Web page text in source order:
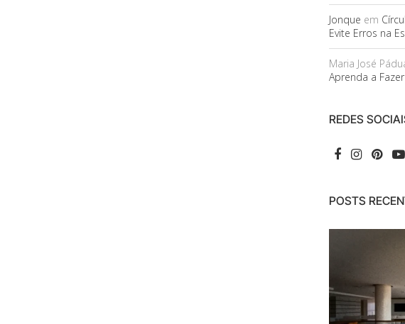
Jonque em
Evite Erros na
Maria José
Aprenda a
REDES
POSTS